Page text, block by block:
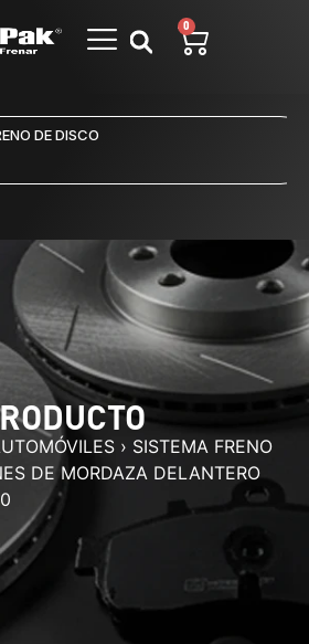
0
DE DISCO
› SISTEMA FRENO
DE MORDAZA DELANTERO